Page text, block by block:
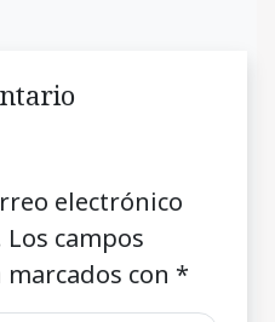
electrónico
Los campos
con *